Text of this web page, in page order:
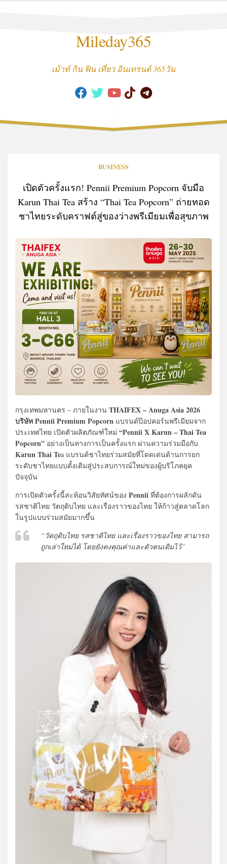
Mileday365
เม้าท์ กิน ฟิน เที่ยว อินเทรนด์ 365วัน
BUSINESS
เปิดตัวครั้งแรก! Pennii Premium Popcorn จับมือ
Karun Thai Tea สร้าง “Thai Tea Popcorn” ถ่ายทอด
ชาไทยระดับคราฟต์สู่ของว่างพรีเมียมเพื่อสุขภาพ
กรุงเทพมหานคร – ภายในงาน THAIFEX – Anuga Asia 2026
บริษัท Pennii Premium Popcorn แบรนด์ป๊อปคอร์นพรีเมียมจาก
ประเทศไทย เปิดตัวผลิตภัณฑ์ใหม่ “Pennii X Karun – Thai Tea
Popcorn” อย่างเป็นทางการเป็นครั้งแรก ผ่านความร่วมมือกับ
Karun Thai Tea แบรนด์ชาไทยร่วมสมัยที่โดดเด่นด้านการยก
ระดับชาไทยแบบดั้งเดิมสู่ประสบการณ์ใหม่ของผู้บริโภคยุค
ปัจจุบัน
การเปิดตัวครั้งนี้สะท้อนวิสัยทัศน์ของ Pennii ที่ต้องการผลักดัน
รสชาติไทย วัตถุดิบไทย และเรื่องราวของไทย ให้ก้าวสู่ตลาดโลก
ในรูปแบบร่วมสมัยมากขึ้น
“วัตถุดิบไทย รสชาติไทย และเรื่องราวของไทย สามารถ
ถูกเล่าใหม่ได้ โดยยังคงคุณค่าและตัวตนเดิมไว้”